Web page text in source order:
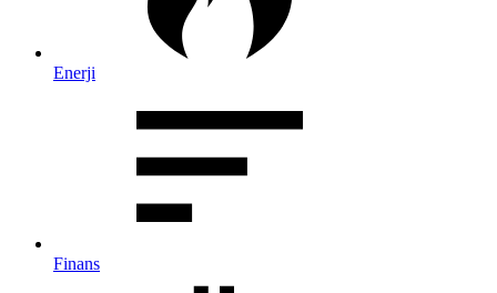
Enerji
Finans